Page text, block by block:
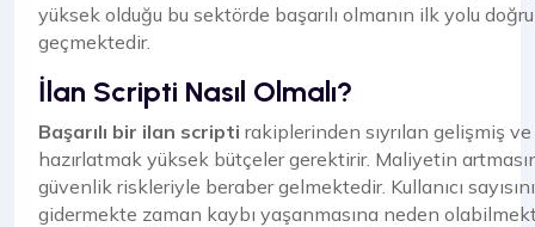
yüksek olduğu bu sektörde başarılı olmanın ilk yolu
geçmektedir.
İlan Scripti Nasıl Olmalı?
Başarılı bir ilan scripti rakiplerinden sıyrılan gelişmiş ve
hazırlatmak yüksek bütçeler gerektirir. Maliyetin
güvenlik riskleriyle beraber gelmektedir. Kullanıcı
gidermekte zaman kaybı yaşanmasına neden